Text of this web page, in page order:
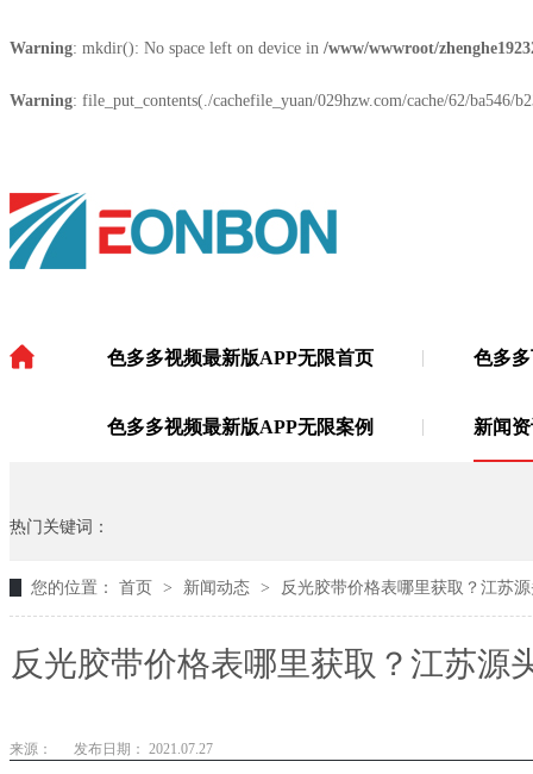
Warning: mkdir(): No space left on device in /www/wwwroot/
Warning: file_put_contents(./cachefile_yuan/029hzw.com/cache/62/
色多多视频最新版APP无限首页 色多
色多多视频最新版APP无限案例 新闻
热门关键词：
您的位置： 首页 > 新闻动态 > 反光胶带价格表哪里获取？江苏
反光胶带价格表哪里获取？江苏源
来源： 发布日期： 2021.07.27